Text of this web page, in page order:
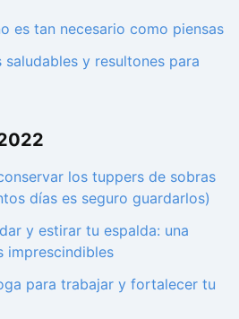
es tan necesario como piensas
saludables y resultones para
los tuppers de sobras
días es seguro guardarlos)
y estirar tu espalda: una
imprescindibles
para trabajar y fortalecer tu